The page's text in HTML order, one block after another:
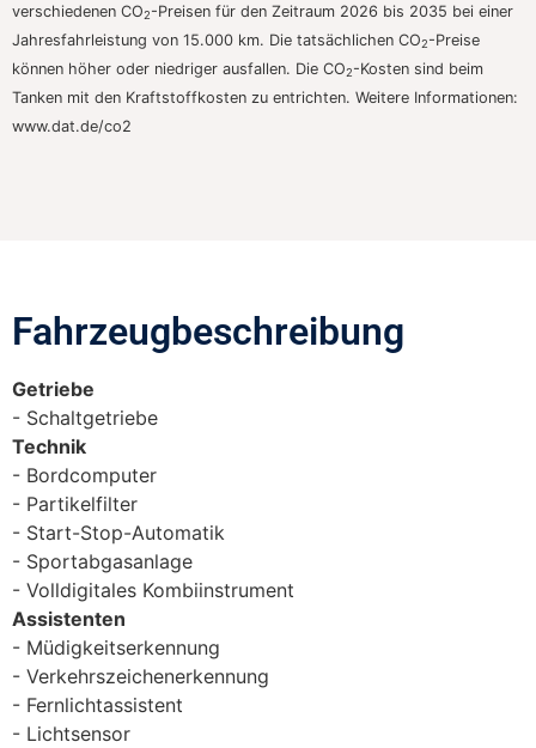
verschiedenen CO2-Preisen für den Zeitraum 2026 bis 2035 bei einer
Jahresfahrleistung von 15.000 km. Die tatsächlichen CO2-Preise
können höher oder niedriger ausfallen. Die CO2-Kosten sind beim
Tanken mit den Kraftstoffkosten zu entrichten. Weitere Informationen:
www.dat.de/co2
Fahrzeugbeschreibung​
Getriebe
Schaltgetriebe
Technik
Bordcomputer
Partikelfilter
Start-Stop-Automatik
Sportabgasanlage
Volldigitales Kombiinstrument
Assistenten
Müdigkeitserkennung
Verkehrszeichenerkennung
Fernlichtassistent
Lichtsensor